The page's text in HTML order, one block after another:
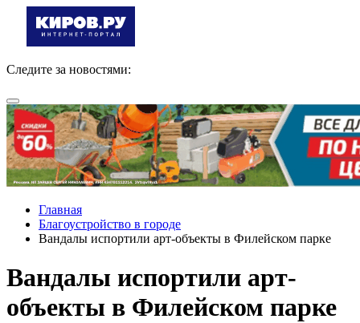
Следите за новостями:
Главная
Благоустройство в городе
Вандалы испортили арт-объекты в Филейском парке
Вандалы испортили арт-
объекты в Филейском парке